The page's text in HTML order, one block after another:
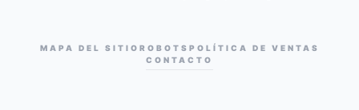
MAPA DEL SITIO ROBOTS POLÍTICA DE VENTAS
CONTACTO